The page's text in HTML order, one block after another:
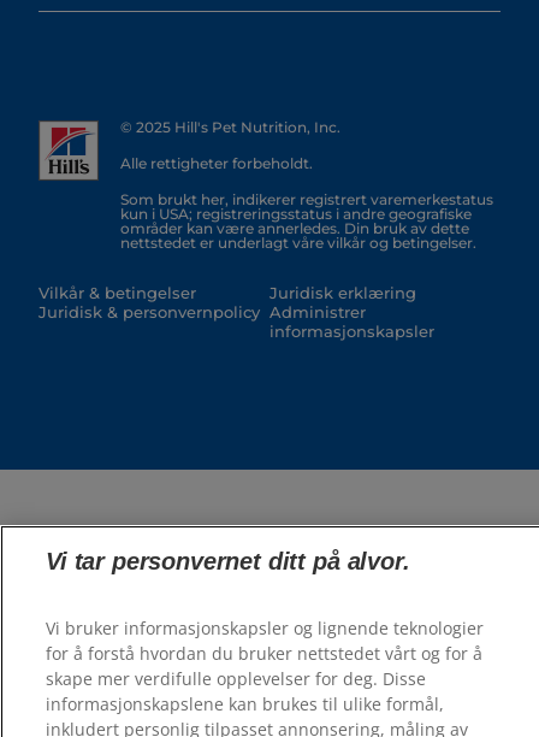
© 2025 Hill's Pet Nutrition, Inc.
Alle rettigheter forbeholdt.
Som brukt her, indikerer registrert varemerkestatus
kun i USA; registreringsstatus i andre geografiske
områder kan være annerledes. Din bruk av dette
nettstedet er underlagt våre vilkår og betingelser.
Vilkår & betingelser
Juridisk & personvernpolicy
Juridisk erklæring
Administrer
informasjonskapsler
Vi tar personvernet ditt på alvor.
Vi bruker informasjonskapsler og lignende teknologier
for å forstå hvordan du bruker nettstedet vårt og for å
skape mer verdifulle opplevelser for deg. Disse
informasjonskapslene kan brukes til ulike formål,
inkludert personlig tilpasset annonsering, måling av